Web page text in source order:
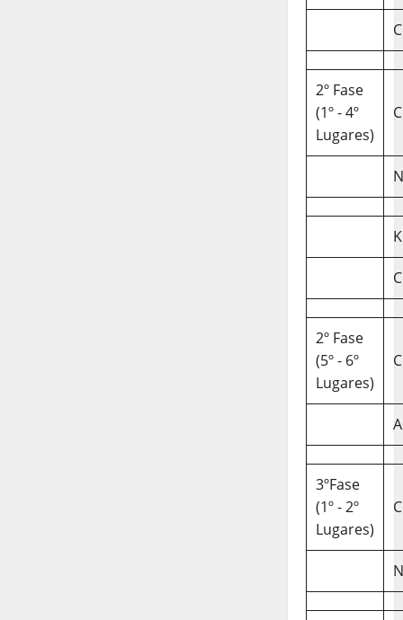
2º Fase
(1º - 4º
Lugares)
2º Fase
(5º - 6º
Lugares)
3ºFase
(1º - 2º
Lugares)